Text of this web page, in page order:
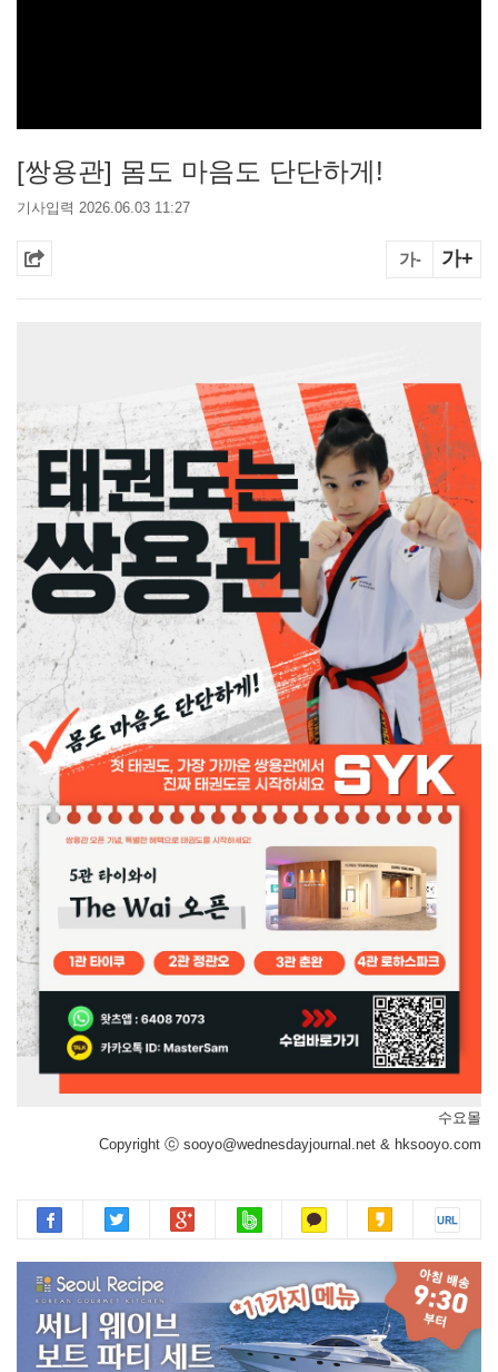
[쌍용관] 몸도 마음도 단단하게!
기사입력 2026.06.03 11:27
가- 가+
수요몰
Copyright ⓒ sooyo@wednesdayjournal.net & hksooyo.com